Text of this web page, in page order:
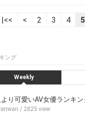
|<< < 2 3 4 5
ング
Weekly
り可愛いAV女優ランキン
/ 2825 view